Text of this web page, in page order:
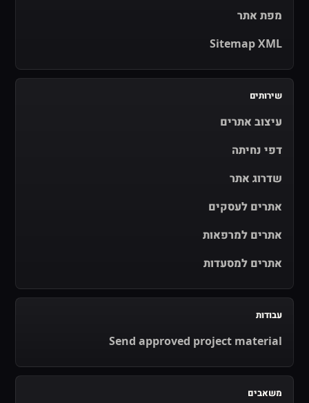
מפת אתר
Sitemap XML
שירותים
עיצוב אתרים
דפי נחיתה
שדרוג אתר
אתרים לעסקים
אתרים למרפאות
אתרים למסעדות
עבודות
Send approved project material
משאבים